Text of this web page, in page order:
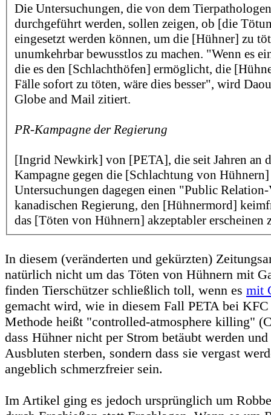
Die Untersuchungen, die von dem
durchgeführt werden, sollen zeigen, ob [die
eingesetzt werden können, um die [Hühner] zu
unumkehrbar bewusstlos zu machen. "Wenn es
die es den [Schlachthöfen] ermöglicht, die
Fälle sofort zu töten, wäre dies besser", wird
Globe and Mail zitiert.
PR-Kampagne der Regierung
[Ingrid Newkirk] von [PETA], die seit Jahren an
Kampagne gegen die [Schlachtung von
Untersuchungen dagegen einen "Public Relation-
kanadischen Regierung, den [Hühnermord]
das [Töten von Hühnern] akzeptabler erscheinen
In diesem (veränderten und gekürzten)
natürlich nicht um das Töten von Hühnern mit
finden Tierschützer schließlich toll, wenn es mit
gemacht wird, wie in diesem Fall PETA bei
Methode heißt "controlled-atmosphere killing"
dass Hühner nicht per Strom betäubt werden
Ausbluten sterben, sondern dass sie vergast
angeblich schmerzfreier sein.
Im Artikel ging es jedoch ursprünglich um